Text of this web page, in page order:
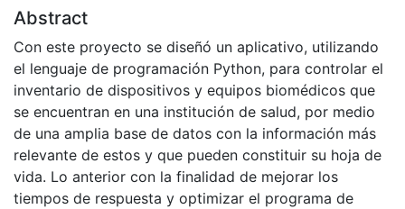
Abstract
Con este proyecto se diseñó un aplicativo, utilizando
el lenguaje de programación Python, para controlar el
inventario de dispositivos y equipos biomédicos que
se encuentran en una institución de salud, por medio
de una amplia base de datos con la información más
relevante de estos y que pueden constituir su hoja de
vida. Lo anterior con la finalidad de mejorar los
tiempos de respuesta y optimizar el programa de